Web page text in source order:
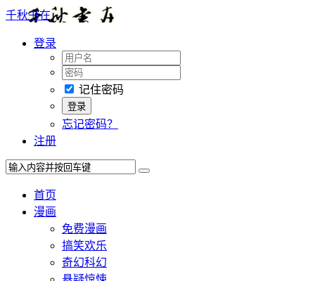
千秋书在
登录
记住密码
忘记密码？
注册
首页
漫画
免费漫画
搞笑欢乐
奇幻科幻